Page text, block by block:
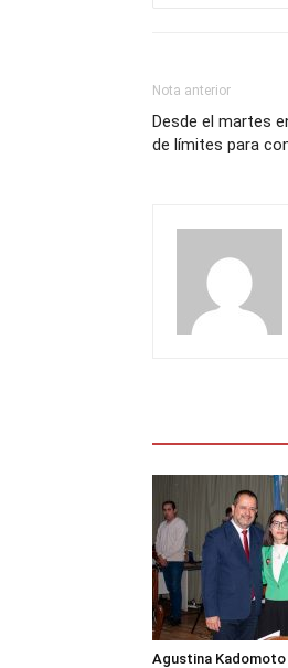
Nota anterior
Desde el martes
de límites para
Agustina